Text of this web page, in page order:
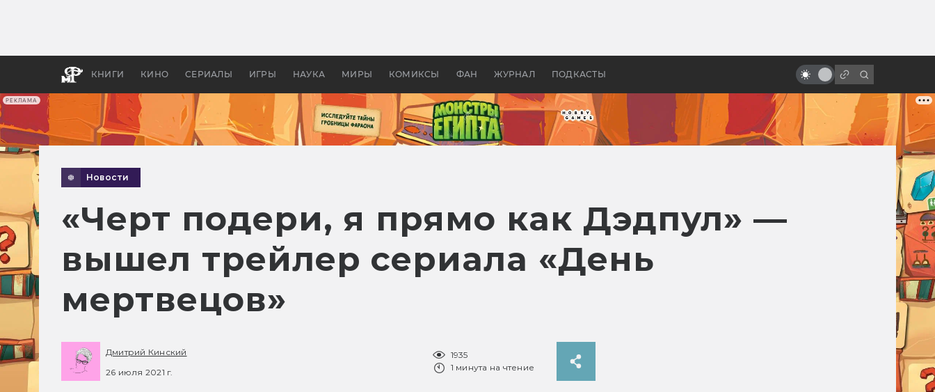
РЕКЛАМА
КНИГИ КИНО СЕРИАЛЫ ИГРЫ НАУКА МИРЫ КОМИКСЫ ФАН ЖУРНАЛ ПОДКАСТЫ
бы «Властелина колец»
Древней Грецией
фильмы себя
Новости
«Черт подери, я прямо как Дэдпул» —
вышел трейлер сериала «День
мертвецов»
Дмитрий Кинский
26 июля 2021 г.
1935
1 минута на чтение